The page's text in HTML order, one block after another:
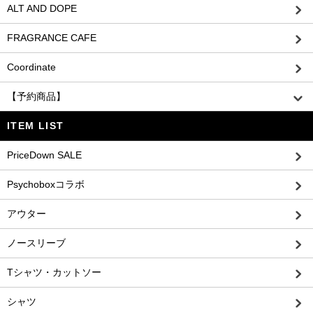
ALT AND DOPE
FRAGRANCE CAFE
Coordinate
【予約商品】
ITEM LIST
PriceDown SALE
Psychoboxコラボ
アウター
ノースリーブ
Tシャツ・カットソー
シャツ